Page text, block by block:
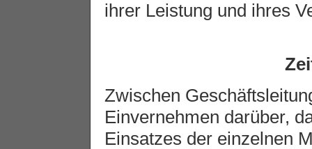
ihrer Leistung und ihres
Zwischen
Einvernehmen darüber,
Einsatzes der einzelnen